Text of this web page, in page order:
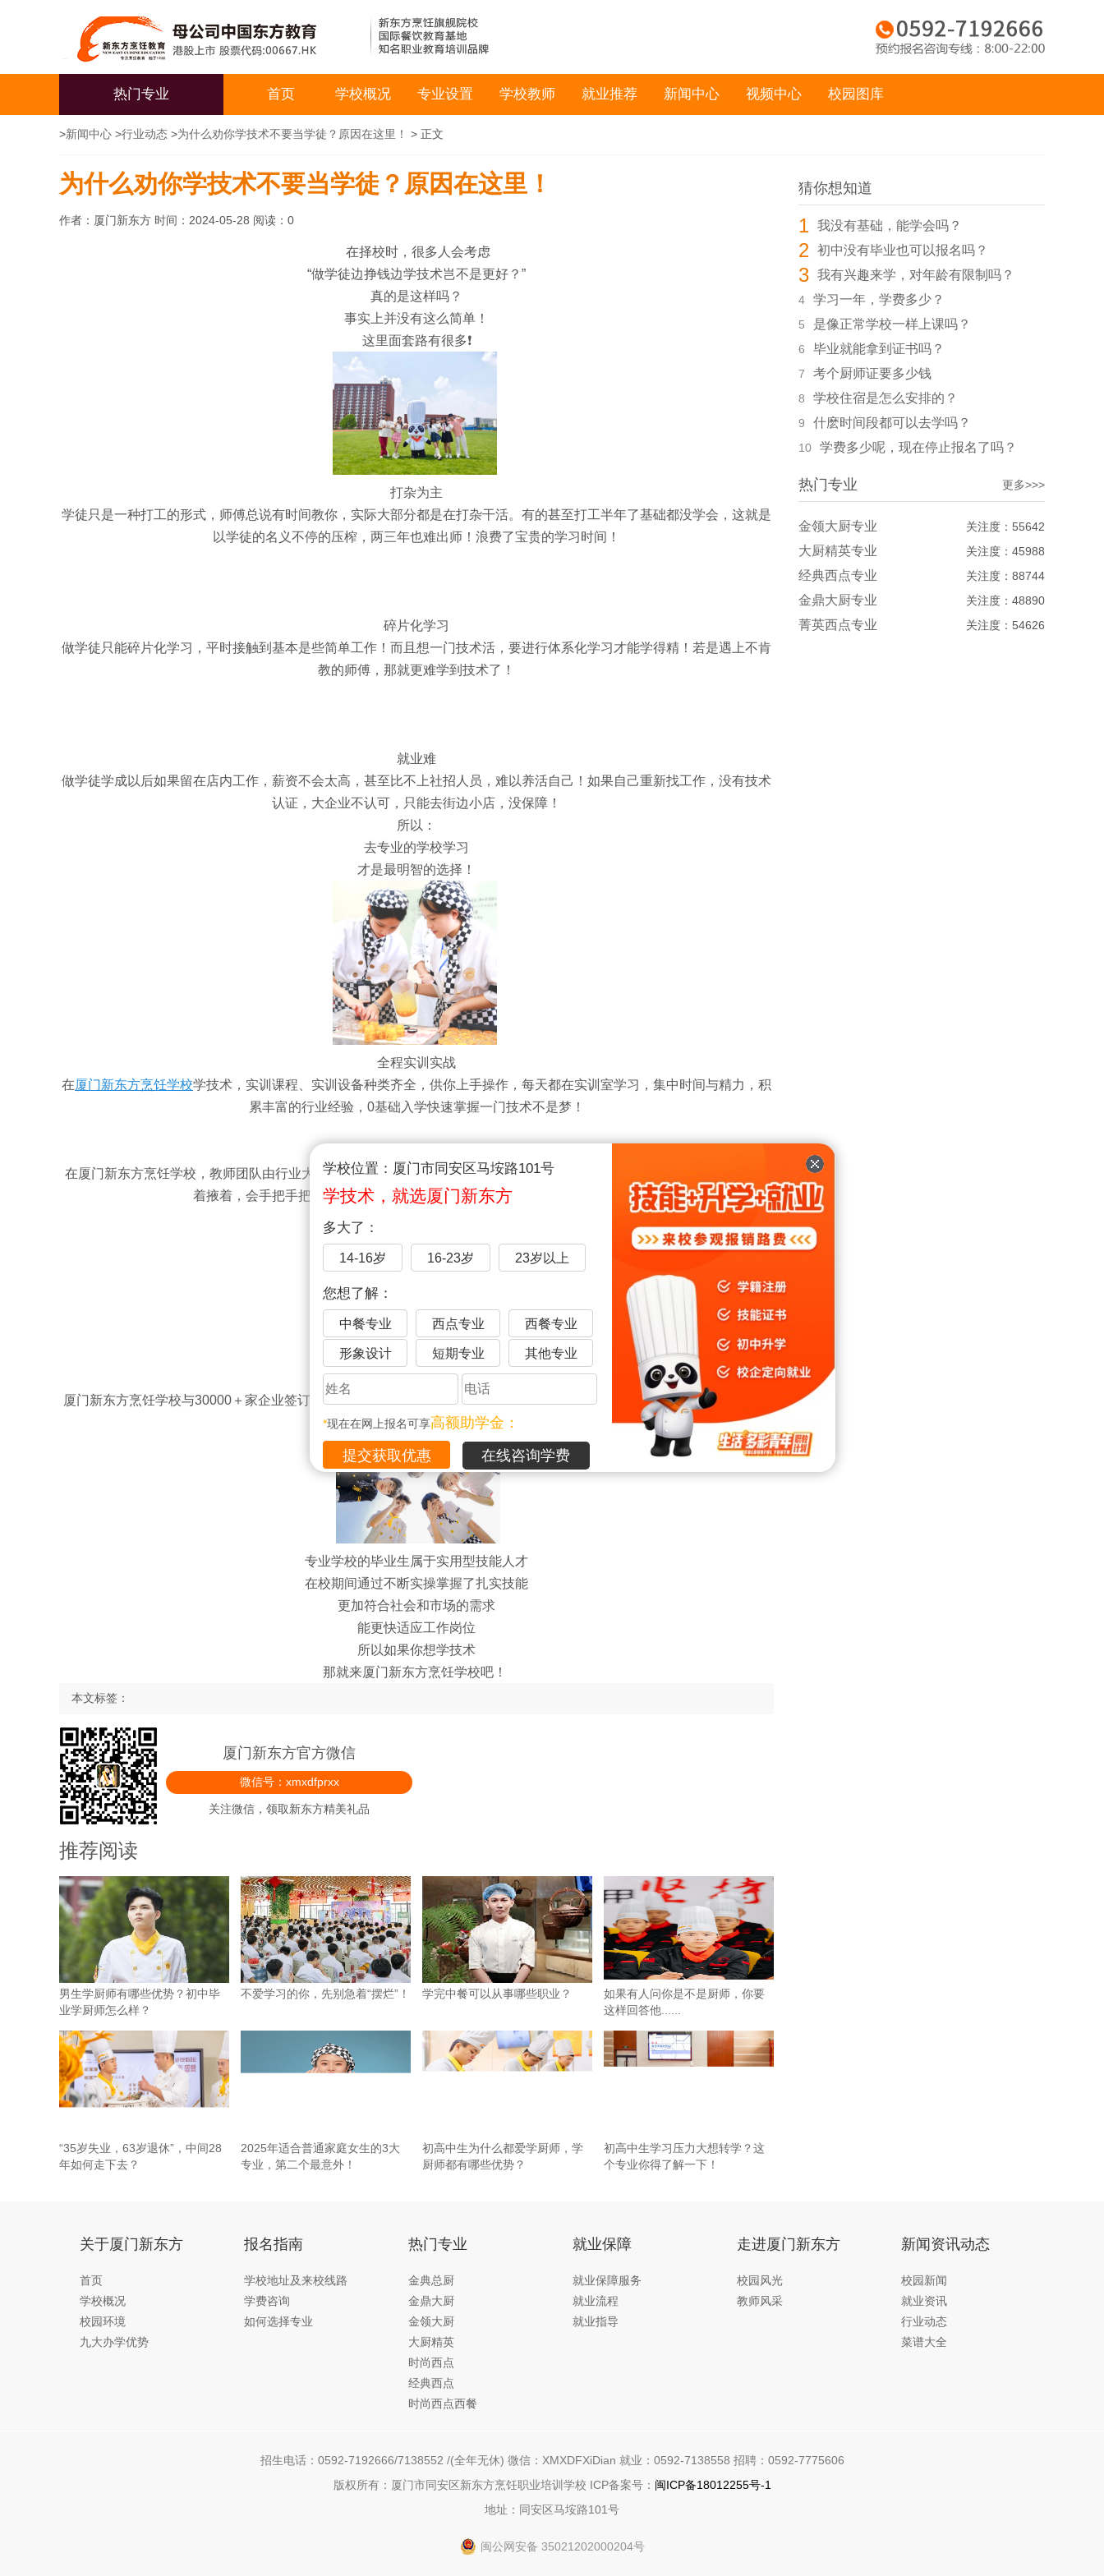
学校位置：厦门市同安区马垵路101号
学技术，就选厦门新东方
多大了：
14-16岁 16-23岁 23岁以上
您想了解：
中餐专业 西点专业 西餐专业
形象设计 短期专业 其他专业
*现在在网上报名可享高额助学金：
在线咨询学费
热门专业 首页 学校概况 专业设置 学校教师 就业推荐 新闻中心 视频中心 校园图库
>新闻中心 >行业动态 >为什么劝你学技术不要当学徒？原因在这里！ > 正文
为什么劝你学技术不要当学徒？原因在这里！
作者：厦门新东方 时间：2024-05-28 阅读： 0
在择校时，很多人会考虑
“做学徒边挣钱边学技术岂不是更好？”
真的是这样吗？
事实上并没有这么简单！
这里面套路有很多❗
打杂为主
学徒只是一种打工的形式，师傅总说有时间教你，实际大部分都是在打杂干活。有的甚至打工半年了基础都没学会，这就是
以学徒的名义不停的压榨，两三年也难出师！浪费了宝贵的学习时间！
碎片化学习
做学徒只能碎片化学习，平时接触到基本是些简单工作！而且想一门技术活，要进行体系化学习才能学得精！若是遇上不肯
教的师傅，那就更难学到技术了！
就业难
做学徒学成以后如果留在店内工作，薪资不会太高，甚至比不上社招人员，难以养活自己！如果自己重新找工作，没有技术
认证，大企业不认可，只能去街边小店，没保障！
所以：
去专业的学校学习
才是最明智的选择！
全程实训实战
在厦门新东方烹饪学校学技术，实训课程、实训设备种类齐全，供你上手操作，每天都在实训室学习，集中时间与精力，积
累丰富的行业经验，0基础入学快速掌握一门技术不是梦！
在厦门新东方烹饪学校，教师团队由行业大师+企业导师组成，老师们拥有非常扎实的技术，且不同于门店的师傅，不会藏
着掖着，会手把手把技术传授给你，即便是零基础的学子也能很快掌握要领！
就业有保障
厦门新东方烹饪学校与30000＋家企业签订了校企合作协议，定向培训人才，学子学成考察合格后可直接安排名企就业，免
去找工作的烦恼，且待遇高有发展！
专业学校的毕业生属于实用型技能人才
在校期间通过不断实操掌握了扎实技能
更加符合社会和市场的需求
能更快适应工作岗位
所以如果你想学技术
那就来厦门新东方烹饪学校吧！
本文标签：
厦门新东方官方微信
微信号：xmxdfprxx
关注微信，领取新东方精美礼品
推荐阅读
男生学厨师有哪些优势？初中毕
业学厨师怎么样？
不爱学习的你，先别急着“摆烂”！ 学完中餐可以从事哪些职业？
如果有人问你是不是厨师，你要
这样回答他......
“35岁失业，63岁退休”，中间28
年如何走下去？
2025年适合普通家庭女生的3大
专业，第二个最意外！
初高中生为什么都爱学厨师，学
厨师都有哪些优势？
初高中生学习压力大想转学？这
个专业你得了解一下！
猜你想知道
1 我没有基础，能学会吗？
2 初中没有毕业也可以报名吗？
3 我有兴趣来学，对年龄有限制吗？
4 学习一年，学费多少？
5 是像正常学校一样上课吗？
6 毕业就能拿到证书吗？
7 考个厨师证要多少钱
8 学校住宿是怎么安排的？
9 什麽时间段都可以去学吗？
10 学费多少呢，现在停止报名了吗？
热门专业 更多>>>
金领大厨专业 关注度：55642
大厨精英专业 关注度：45988
经典西点专业 关注度：88744
金鼎大厨专业 关注度：48890
菁英西点专业 关注度：54626
关于厦门新东方
首页
学校概况
校园环境
九大办学优势
报名指南
学校地址及来校线路
学费咨询
如何选择专业
热门专业
金典总厨
金鼎大厨
金领大厨
大厨精英
时尚西点
经典西点
时尚西点西餐
就业保障
就业保障服务
就业流程
就业指导
走进厦门新东方
校园风光
教师风采
新闻资讯动态
校园新闻
就业资讯
行业动态
菜谱大全
招生电话：0592-7192666/7138552 /(全年无休) 微信：XMXDFXiDian 就业：0592-7138558 招聘：0592-7775606
版权所有：厦门市同安区新东方烹饪职业培训学校 ICP备案号： 闽ICP备18012255号-1
地址：同安区马垵路101号
闽公网安备 35021202000204号